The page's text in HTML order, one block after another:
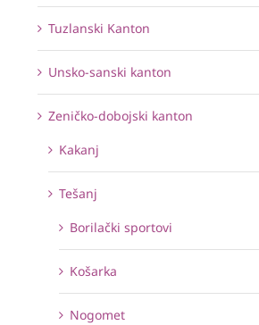
Tuzlanski Kanton
Unsko-sanski kanton
Zeničko-dobojski kanton
Kakanj
Tešanj
Borilački sportovi
Košarka
Nogomet